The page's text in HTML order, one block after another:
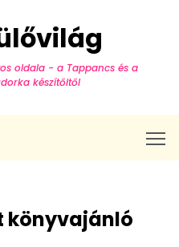
oldala - a Tappancs és a
készítőitől
könyvajánló